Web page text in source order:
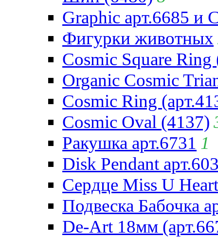
Graphic арт.6685 и
Фигурки животных
Cosmic Square Ring
Organic Cosmic
Cosmic Ring
Cosmic Oval (4137)
Ракушка арт.6731 1
Disk Pendant
Сердце Miss U
Подвеска Бабочка
De-Art 18мм